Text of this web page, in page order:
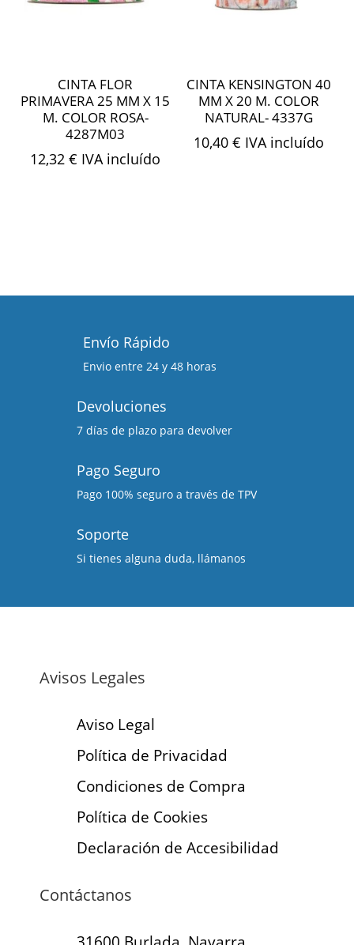
CINTA FLOR
PRIMAVERA 25 MM X 15
M. COLOR ROSA-
4287M03
12,32€ IVA incluído
CINTA KENSINGTON 40
MM X 20 M. COLOR
NATURAL- 4337G
10,40 € IVA incluído
Envío Rápido
Envio entre 24 y 48 horas
Devoluciones
7 días de plazo para devolver
Pago Seguro
Pago 100% seguro a través de TPV
Soporte
Si tienes alguna duda, llámanos
Avisos Legales
Aviso Legal
Política de Privacidad
Condiciones de Compra
Política de Cookies
Declaración de Accesibilidad
Contáctanos